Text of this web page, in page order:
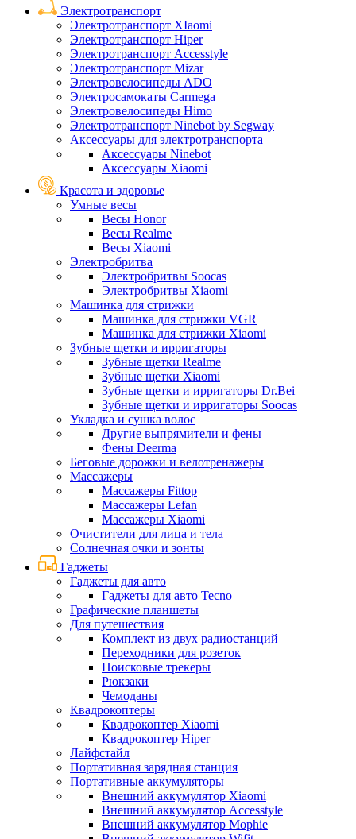
Электротранспорт
Электротранспорт XIaomi
Электротранспорт Hiper
Электротранспорт Accesstyle
Электротранспорт Mizar
Электровелосипеды ADO
Электросамокаты Carmega
Электровелосипеды Himo
Электротранспорт Ninebot by Segway
Аксессуары для электротранспорта
Аксессуары Ninebot
Аксессуары Xiaomi
Красота и здоровье
Умные весы
Весы Honor
Весы Realme
Весы Xiaomi
Электробритва
Электробритвы Soocas
Электробритвы Xiaomi
Машинка для стрижки
Машинка для стрижки VGR
Машинка для стрижки Xiaomi
Зубные щетки и ирригаторы
Зубные щетки Realme
Зубные щетки Xiaomi
Зубные щетки и ирригаторы Dr.Bei
Зубные щетки и ирригаторы Soocas
Укладка и сушка волос
Другие выпрямители и фены
Фены Deerma
Беговые дорожки и велотренажеры
Массажеры
Массажеры Fittop
Массажеры Lefan
Массажеры Xiaomi
Очистители для лица и тела
Солнечная очки и зонты
Гаджеты
Гаджеты для авто
Гаджеты для авто Tecno
Графические планшеты
Для путешествия
Комплект из двух радиостанций
Переходники для розеток
Поисковые трекеры
Рюкзаки
Чемоданы
Квадрокоптеры
Квадрокоптер Xiaomi
Квадрокоптер Hiper
Лайфстайл
Портативная зарядная станция
Портативные аккумуляторы
Внешний аккумулятор Xiaomi
Внешний аккумулятор Accesstyle
Внешний аккумулятор Mophie